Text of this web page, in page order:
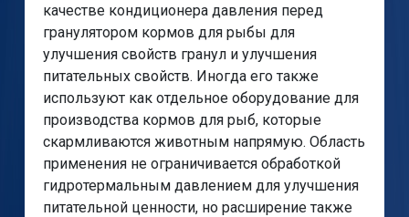
качестве кондиционера давления перед
гранулятором кормов для рыбы для
улучшения свойств гранул и улучшения
питательных свойств. Иногда его также
используют как отдельное оборудование для
производства кормов для рыб, которые
скармливаются животным напрямую. Область
применения не ограничивается обработкой
гидротермальным давлением для улучшения
питательной ценности, но расширение также